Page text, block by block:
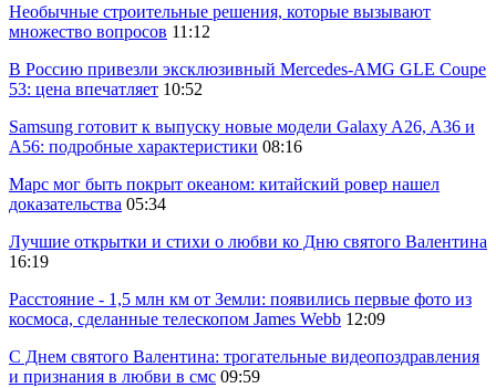
Необычные строительные решения, которые вызывают
множество вопросов 11:12
В Россию привезли эксклюзивный Mercedes-AMG GLE Coupe
53: цена впечатляет 10:52
Samsung готовит к выпуску новые модели Galaxy A26, A36 и
A56: подробные характеристики 08:16
Марс мог быть покрыт океаном: китайский ровер нашел
доказательства 05:34
Лучшие открытки и стихи о любви ко Дню святого Валентина
16:19
Расстояние - 1,5 млн км от Земли: появились первые фото из
космоса, сделанные телескопом James Webb 12:09
С Днем святого Валентина: трогательные видеопоздравления
и признания в любви в смс 09:59